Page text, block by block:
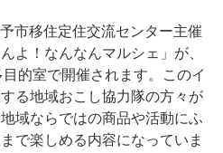
市移住定住交流センター主催
よ！なんなんマルシェ」が、
的室で開催されます。
このイ
る地域おこし協力隊の方々が
地域ならではの商品や活動にふ
で楽しめる内容になっていま